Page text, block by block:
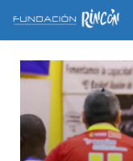
INICIO
LA FUNDACIÓN
APOYO AL